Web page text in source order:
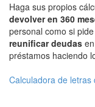
Haga sus propios
devolver en 360
personal como si
reunificar deudas
préstamos haciendo
Calculadora de